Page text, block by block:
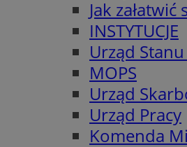
Jak
INSTYTUCJE
Urząd
MOPS
Urząd
Urząd Pracy
Komenda